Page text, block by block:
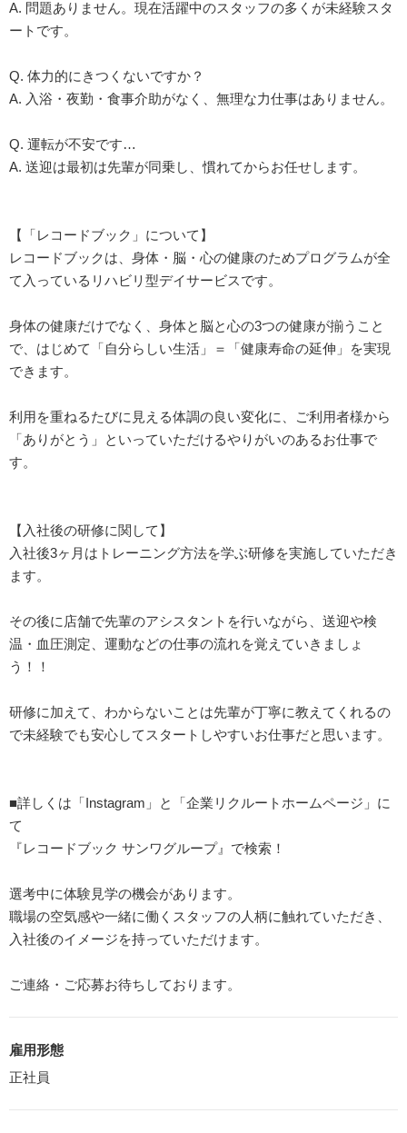
A. 問題ありません。現在活躍中のスタッフの多くが未経験スタ
ートです。
Q. 体力的にきつくないですか？
A. 入浴・夜勤・食事介助がなく、無理な力仕事はありません。
Q. 運転が不安です…
A. 送迎は最初は先輩が同乗し、慣れてからお任せします。
【「レコードブック」について】
レコードブックは、身体・脳・心の健康のためプログラムが全
て入っているリハビリ型デイサービスです。
身体の健康だけでなく、身体と脳と心の3つの健康が揃うこと
で、はじめて「自分らしい生活」＝「健康寿命の延伸」を実現
できます。
利用を重ねるたびに見える体調の良い変化に、ご利用者様から
「ありがとう」といっていただけるやりがいのあるお仕事で
す。
【入社後の研修に関して】
入社後3ヶ月はトレーニング方法を学ぶ研修を実施していただき
ます。
その後に店舗で先輩のアシスタントを行いながら、送迎や検
温・血圧測定、運動などの仕事の流れを覚えていきましょ
う！！
研修に加えて、わからないことは先輩が丁寧に教えてくれるの
で未経験でも安心してスタートしやすいお仕事だと思います。
■詳しくは「Instagram」と「企業リクルートホームページ」に
て
『レコードブック サンワグループ』で検索！
選考中に体験見学の機会があります。
職場の空気感や一緒に働くスタッフの人柄に触れていただき、
入社後のイメージを持っていただけます。
ご連絡・ご応募お待ちしております。
雇用形態
正社員